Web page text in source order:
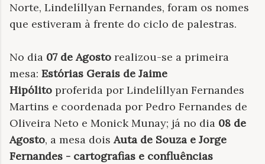
Norte, Lindelíllyan Fernandes, foram os nomes
que estiveram à frente do ciclo de palestras.
No dia 07 de Agosto realizou-se a primeira
mesa: Estórias Gerais de Jaime
Hipólito proferida por Lindelíllyan Fernandes
Martins e coordenada por Pedro Fernandes de
Oliveira Neto e Monick Munay; já no dia 08 de
Agosto, a mesa dois Auta de Souza e Jorge
Fernandes - cartografias e confluências